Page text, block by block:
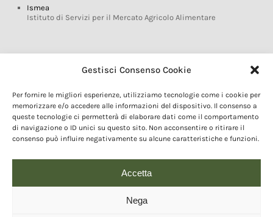
Gestisci Consenso Cookie
Per fornire le migliori esperienze, utilizziamo tecnologie come i cookie per
memorizzare e/o accedere alle informazioni del dispositivo. Il consenso a
queste tecnologie ci permetterà di elaborare dati come il comportamento
di navigazione o ID unici su questo sito. Non acconsentire o ritirare il
consenso può influire negativamente su alcune caratteristiche e funzioni.
Accetta
Nega
Ismea
Istituto di Servizi per il Mercato Agricolo Alimentare
Glossario DOP IGP
Marchi DOP IGP
Normativa prodotti DOP IGP
Consorzi di Tutela
Farm To Fork e prodotti DOP IGP